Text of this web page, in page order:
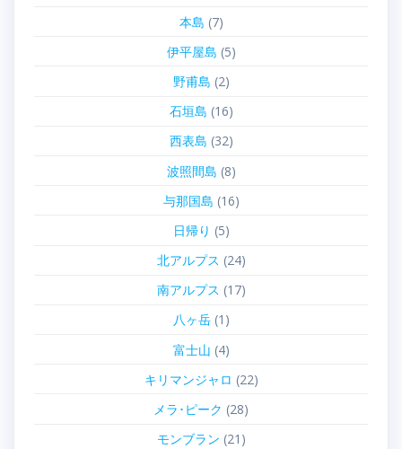
本島 (7)
伊平屋島 (5)
野甫島 (2)
石垣島 (16)
西表島 (32)
波照間島 (8)
与那国島 (16)
日帰り (5)
北アルプス (24)
南アルプス (17)
八ヶ岳(1)
富士山 (4)
キリマンジャロ (22)
メラ･ピーク (28)
モンブラン (21)